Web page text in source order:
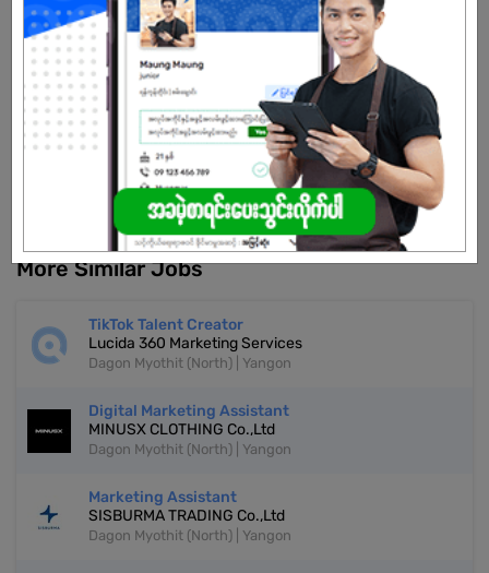
Already Expired
Don't have an account?
REGISTER NOW!
More Similar Jobs
TikTok Talent Creator
Lucida 360 Marketing Services
Dagon Myothit (North) | Yangon
Digital Marketing Assistant
MINUSX CLOTHING Co.,Ltd
Dagon Myothit (North) | Yangon
Marketing Assistant
SISBURMA TRADING Co.,Ltd
Dagon Myothit (North) | Yangon